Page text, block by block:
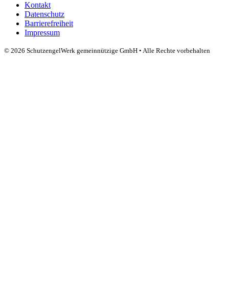
Kontakt
Datenschutz
Barrierefreiheit
Impressum
© 2026 SchutzengelWerk gemeinnützige GmbH • Alle Rechte vorbehalten